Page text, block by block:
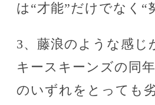
は“才能”だけでなく“
3、藤浪のような感
キースキーンズの同
のいずれをとっても